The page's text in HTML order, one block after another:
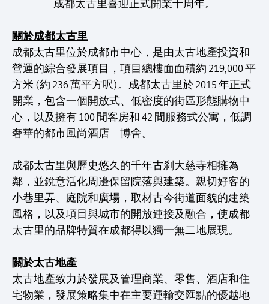
成都太古里喜迎正式開業十周年。
關於成都太古里
成都太古里位於成都市中心，是由太古地產投資和
營運的綜合發展項目，項目總樓面面積約 219,000 平
方米 (約 236 萬平方呎)。成都太古里於 2015 年正式
開業，包含一個開放式、低密度的街區形態購物中
心，以及擁有 100 間客房和 42 間服務式公寓，低調
奢華的都市風尚酒店—博舍。
成都太古里與歷史悠久的千年古刹大慈寺相擁為
鄰，並銳意活化周邊保留院落與建築。親切好客的
小巷里弄、庭院和廣場，取材古今街道面貌的建築
風格，以及項目與城市的開放連接及融合，使成都
太古里的品牌特質在成都得以獨一無二地展現。
關於太古地產
太古地產致力於發展及管理商業、零售、酒店和住
宅物業，發展策略集中在主要運輸交匯點的優越地